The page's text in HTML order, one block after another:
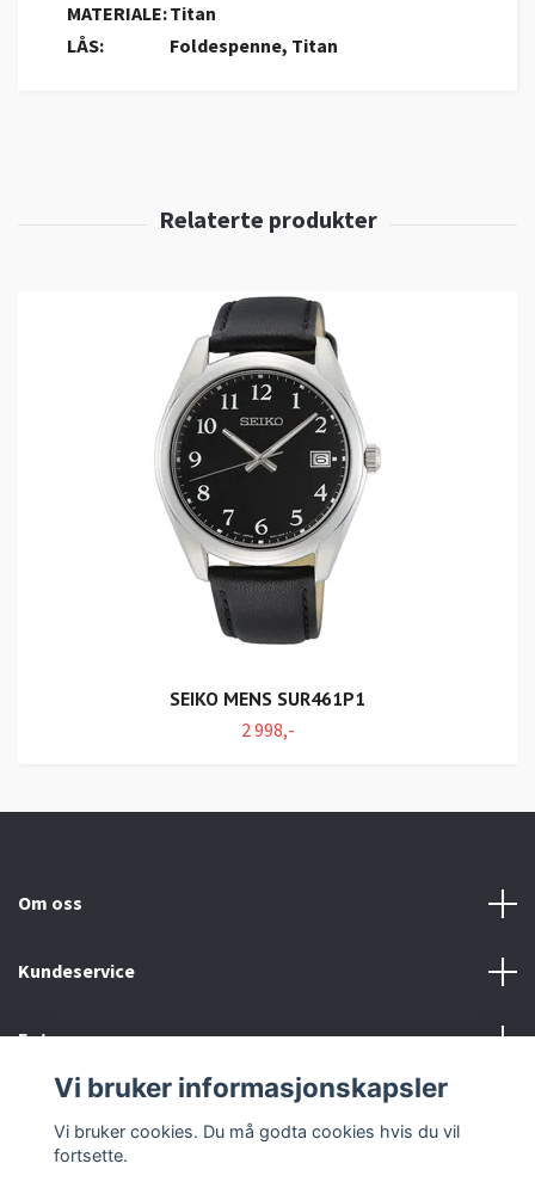
MATERIALE:Titan
LÅS:
Foldespenne, Titan
SEIKO MENS SUR461P1
2 998,-
Om oss
Kundeservice
Fotmeny
Vi bruker informasjonskapsler
Vi bruker cookies. Du må godta cookies hvis du vil
fortsette.